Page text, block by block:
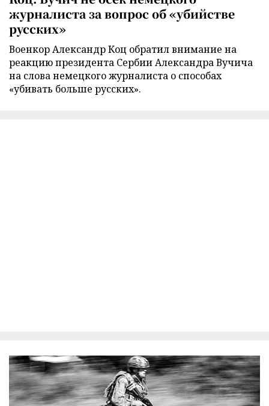
журналиста за вопрос об «убийстве
русских»
Военкор Александр Коц обратил внимание на
реакцию президента Сербии Александра Вучича
на слова немецкого журналиста о способах
«убивать больше русских».